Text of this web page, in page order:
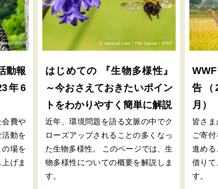
/ WWF
動報
年6
会費や
動を
場を
げま
© naturepl.com / Phil Savoie / WWF
はじめての 『生物多様性』
～今おさえておきたいポイン
トをわかりやすく簡単に解説
近年、環境問題を語る文脈の中でク
ローズアップされることの多くなっ
た生物多様性。 このページでは、生
物多様性についての概要を解説しま
す。
告（
月）
皆さ
ご寄
進める
借りて
す。